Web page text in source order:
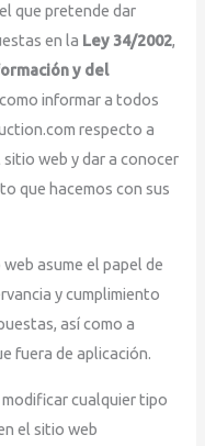
que pretende dar
en la Ley 34/2002,
y del
informar a todos
respecto a
web y dar a conocer
que hacemos con sus
asume el papel de
y cumplimiento
así como a
fuera de aplicación.
cualquier tipo
el sitio web